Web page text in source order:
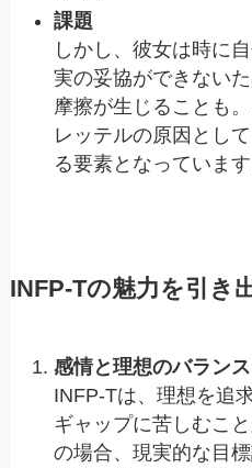
課題
しかし、彼女は時に
実の妥協ができない
摩擦が生じることも
レッテルの原因とし
る要素となっています
INFP-Tの魅力を引き
感情と理想のバラン
INFP-Tは、理想を追
ギャップに苦しむこ
の場合、現実的な目